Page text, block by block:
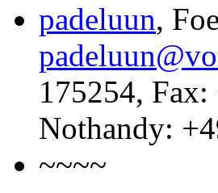
padeluun,
175254,
Nothandy:
~~~~